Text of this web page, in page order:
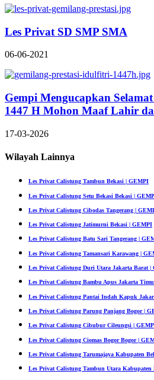
Les Privat SD SMP SMA
06-06-2021
Gempi Mengucapkan
1447 H Mohon Maaf Lahir
17-03-2026
Wilayah Lainnya
Les Privat Calistung Tambun Bekasi | GEMPI
Les Privat Calistung Setu Bekasi Bekasi |
Les Privat Calistung Cibodas Tangerang |
Les Privat Calistung Jatimurni Bekasi | GEMPI
Les Privat Calistung Batu Sari Tangerang |
Les Privat Calistung Tamansari Karawang |
Les Privat Calistung Duri Utara Jakarta Barat |
Les Privat Calistung Bambu Apus Jakarta
Les Privat Calistung Pantai Indah Kapuk
Les Privat Calistung Parung Panjang Bogor |
Les Privat Calistung Cibubur Cileungsi |
Les Privat Calistung Ciomas Bogor Bogor |
Les Privat Calistung Tarumajaya Kabupaten
Les Privat Calistung Tambun Utara Kabupaten